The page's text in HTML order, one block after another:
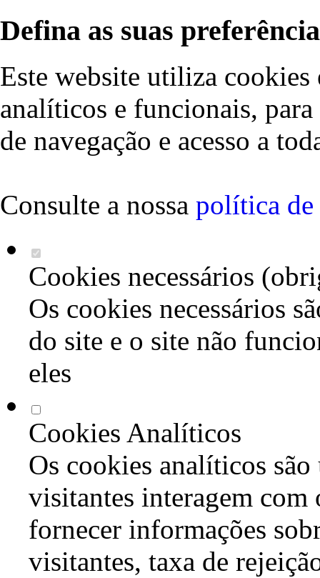
Defina as suas
Este website utiliza cookies
analíticos e funcionais,
de navegação e acesso a
Consulte a nossa política de
Cookies necessários
Os cookies necessários
do site e o site não
eles
Cookies Analíticos
Os cookies analíticos são
visitantes interagem com
fornecer informações
visitantes, taxa de